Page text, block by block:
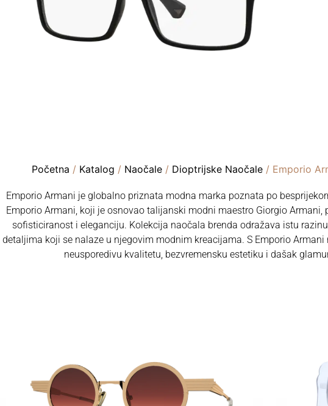
Početna / Katalog / Naočale / Dioptrijske Naočale / Emporio
Emporio Armani je globalno priznata modna marka poznata po
Emporio Armani, koji je osnovao talijanski modni maestro Giorgio Armani,
sofisticiranost i eleganciju. Kolekcija naočala brenda odražava istu
detaljima koji se nalaze u njegovim modnim kreacijama. S Emporio
neusporedivu kvalitetu, bezvremensku estetiku i dašak